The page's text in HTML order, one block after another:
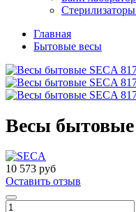
Главная
Бытовые весы
Весы бытовые
10 573 руб
Оставить отзыв